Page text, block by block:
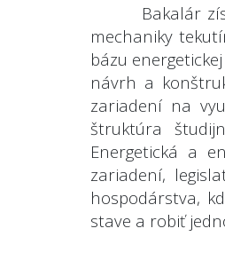
Bakalár
mechaniky
bázu
návrh a
zariadení na
štruktúra
Energetická a
zariadení,
hospodárstva,
stave a robiť